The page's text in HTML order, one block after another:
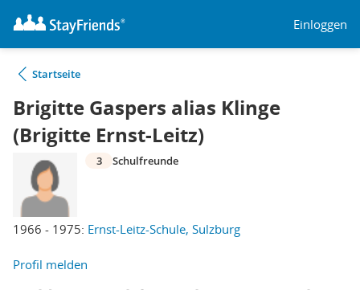
Einloggen
Startseite
Brigitte Gaspers alias Klinge
(Brigitte Ernst-Leitz)
1966 - 1975: Ernst-Leitz-Schule, Sulzburg
3 Schulfreunde
Profil melden